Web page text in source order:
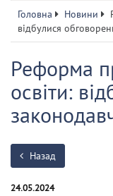
Головна Новини
відбулися
Реформа
освіти:
Назад
24.05.2024